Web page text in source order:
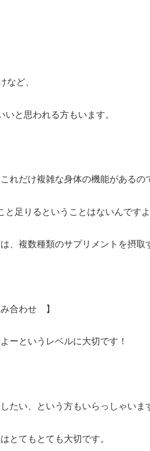
など、
と思われる方もいます。
れだけ複雑な身体の機能があるの
足りるということはないんですよ
、複数種類のサプリメントを摂取
合わせ 】
ーというレベルに大切です！
たい、という方もいらっしゃいま
とてもとても大切です。